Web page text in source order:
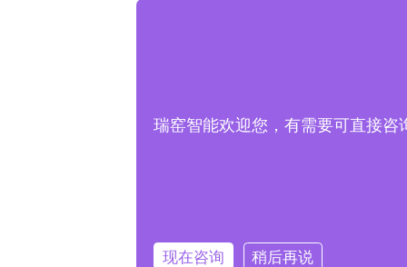
瑞窑智能欢迎您，有需要可直接咨
现在咨询 稍后再说